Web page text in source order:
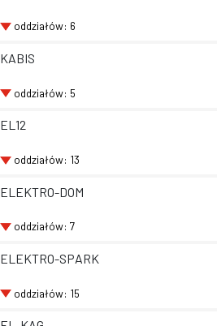
oddziałów: 6
KABIS
oddziałów: 5
EL12
oddziałów: 13
ELEKTRO-DOM
oddziałów: 7
ELEKTRO-SPARK
oddziałów: 15